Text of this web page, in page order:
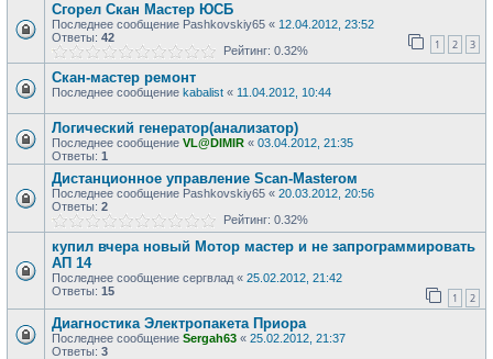
Сгорел Скан Мастер ЮСБ
Последнее сообщение Pashkovskiy65 « 12.04.2012, 23:52
Ответы: 42 1 2 3
Рейтинг: 0.32%
Скан-мастер ремонт
Последнее сообщение kabalist « 11.04.2012, 10:44
Логический генератор(анализатор)
Последнее сообщение VL@DIMIR « 03.04.2012, 21:35
Ответы: 1
Дистанционное управление Scan-Masterом
Последнее сообщение Pashkovskiy65 « 20.03.2012, 20:56
Ответы: 2
Рейтинг: 0.32%
купил вчера новый Мотор мастер и не запрограммировать
АП 14
Последнее сообщение сергвлад « 25.02.2012, 21:42
Ответы: 15 1 2
Диагностика Электропакета Приора
Последнее сообщение Sergah63 « 25.02.2012, 21:37
Ответы: 3